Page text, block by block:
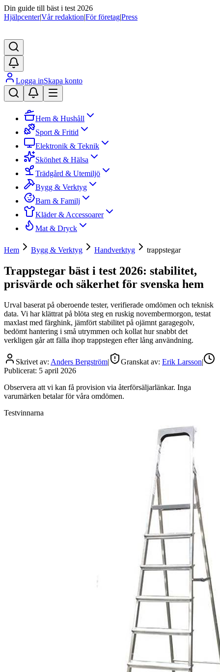
Din guide till bäst i test 2026
Hjälpcenter|Vår redaktion|För företag|Press
Logga inSkapa konto
Hem & Hushåll
Sport & Fritid
Elektronik & Teknik
Skönhet & Hälsa
Trädgård & Utemiljö
Bygg & Verktyg
Barn & Familj
Kläder & Accessoarer
Mat & Dryck
Hem Bygg & Verktyg Handverktyg trappstegar
Trappstegar bäst i test 2026: stabilitet,
prisvärde och säkerhet för svenska hem
Urval baserat på oberoende tester, verifierade omdömen och teknisk
data. Vi har klättrat på blöta steg en ruskig novembermorgon, testat
maxlast med färghink, jämfört stabilitet på ojämnt garagegolv,
bedömt hantering i små utrymmen och kollat hur snabbt det
verkligen går att fälla ihop trappstegen efter lång användning.
Skrivet av: Anders Bergström| Granskat av: Erik Larsson|
Publicerat: 5 april 2026
Observera att vi kan få provision via återförsäljarlänkar. Inga
varumärken betalar för våra omdömen.
Testvinnarna